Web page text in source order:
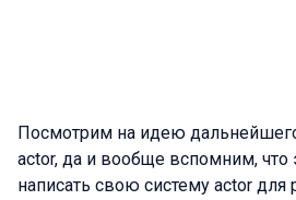
Посмотрим на идею
actor, да и вообще вспомним, что
написать свою систему actor для